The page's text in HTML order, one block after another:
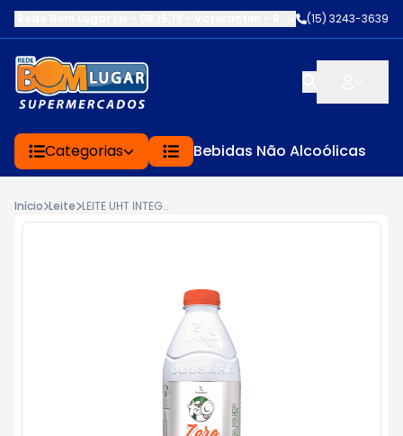
RUA SERVINA
(15) 3243-3639
Categorias Bebidas Não Alcoólicas
Início Leite LEITE UHT INTEGRAL ZERO LACTOSE JUSSARA 1L